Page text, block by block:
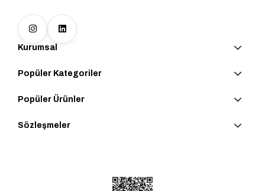
Kurumsal
Popüler Kategoriler
Popüler Ürünler
Sözleşmeler